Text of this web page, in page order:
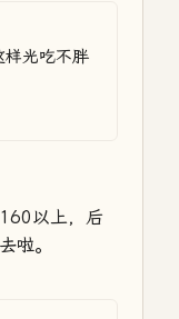
样光吃不胖
以上，后
啦。